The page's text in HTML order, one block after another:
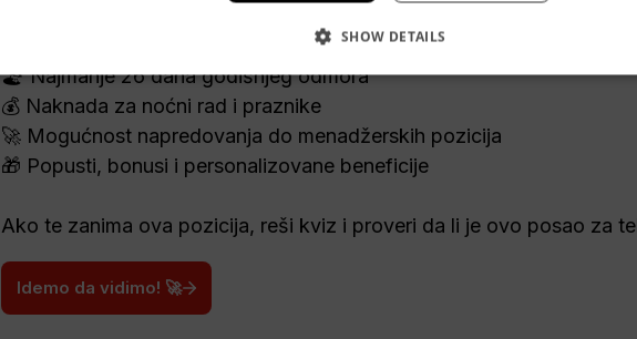
🏖️ Najmanje 26 dana godišnjeg odmora
💰 Naknada za noćni rad i praznike
🚀 Mogućnost napredovanja do menadžerskih pozicija
🎁 Popusti, bonusi i personalizovane beneficije
Ako te zanima ova pozicija, reši kviz i proveri da li je ovo posao za
Idemo da vidimo! 🚀
SHOW DETAILS